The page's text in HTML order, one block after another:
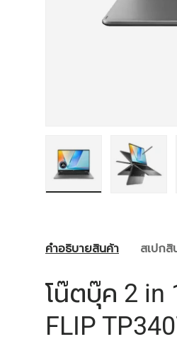
คำอธิบายสินค้า สเปกสิ
โน๊ตบุ๊ค 2 in
FLIP